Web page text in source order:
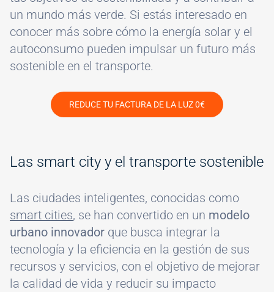
un mundo más verde. Si estás interesado en
conocer más sobre cómo la energía solar y el
autoconsumo pueden impulsar un futuro más
sostenible en el transporte.
REDUCE TU FACTURA DE LA LUZ 0€
Las smart city y el transporte sostenible
Las ciudades inteligentes, conocidas como
smart cities, se han convertido en un modelo
urbano innovador que busca integrar la
tecnología y la eficiencia en la gestión de sus
recursos y servicios, con el objetivo de mejorar
la calidad de vida y reducir su impacto